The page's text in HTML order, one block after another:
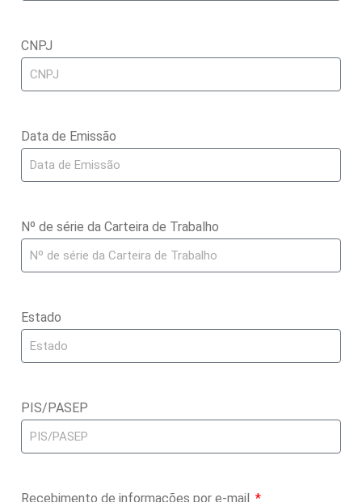
CNPJ
Data de Emissão
Nº de série da Carteira de Trabalho
Estado
PIS/PASEP
Recebimento de informações por e-mail